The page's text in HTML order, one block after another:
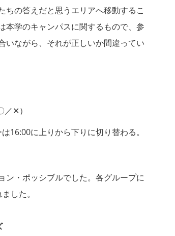
ちの答えだと思うエリアへ移動するこ
本学のキャンパスに関するもので、参
いながら、それが正しいか間違ってい
✕）
16:00に上りから下りに切り替わる。
ン・ポッシブルでした。各グループに
した。